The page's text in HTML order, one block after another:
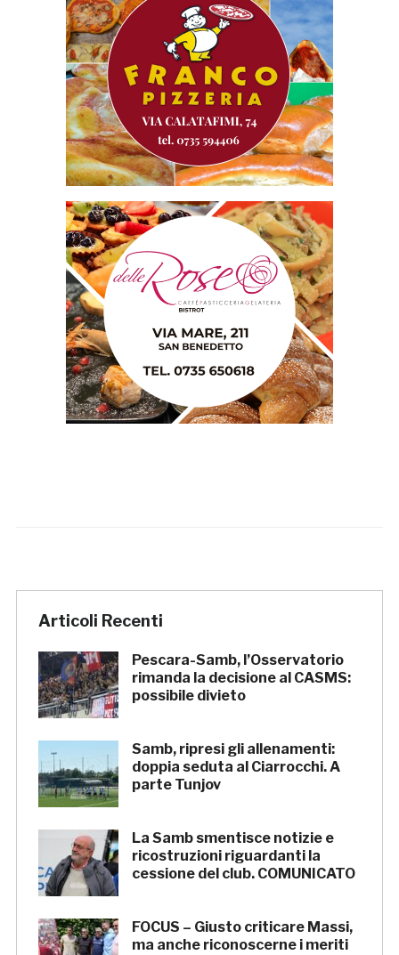
Articoli Recenti
Pescara-Samb, l’Osservatorio
rimanda la decisione al CASMS:
possibile divieto
Samb, ripresi gli allenamenti:
doppia seduta al Ciarrocchi. A
parte Tunjov
La Samb smentisce notizie e
ricostruzioni riguardanti la
cessione del club. COMUNICATO
FOCUS – Giusto criticare Massi,
ma anche riconoscerne i meriti